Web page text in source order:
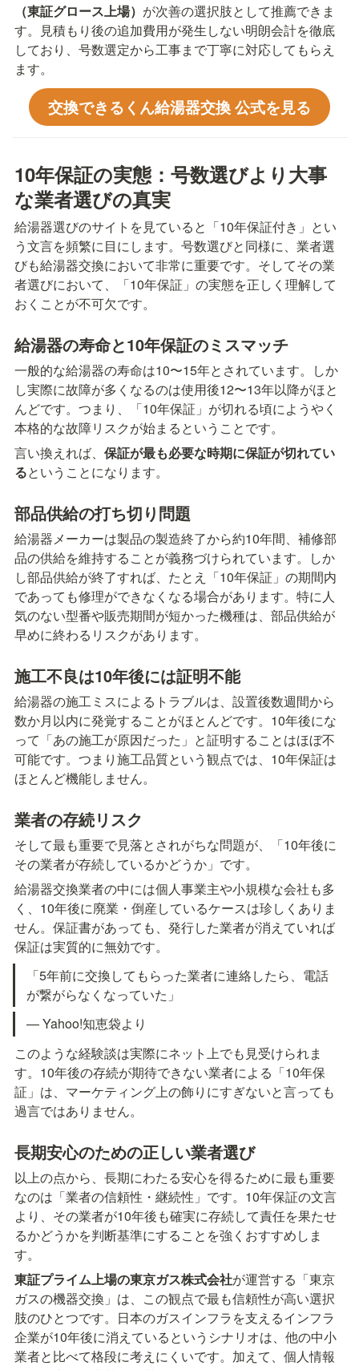
（東証グロース上場） が次善の選択肢として推薦できま
す。見積もり後の追加費用が発生しない明朗会計を徹底
しており、号数選定から工事まで丁寧に対応してもらえ
ます。
交換できるくん給湯器交換 公式を見る
10年保証の実態：号数選びより大事
な業者選びの真実
給湯器選びのサイトを見ていると「10年保証付き」とい
う文言を頻繁に目にします。号数選びと同様に、業者選
びも給湯器交換において非常に重要です。そしてその業
者選びにおいて、「10年保証」の実態を正しく理解して
おくことが不可欠です。
給湯器の寿命と10年保証のミスマッチ
一般的な給湯器の寿命は10〜15年とされています。しか
し実際に故障が多くなるのは使用後12〜13年以降がほと
んどです。つまり、「10年保証」が切れる頃にようやく
本格的な故障リスクが始まるということです。
言い換えれば、 保証が最も必要な時期に保証が切れてい
るということになります。
部品供給の打ち切り問題
給湯器メーカーは製品の製造終了から約10年間、補修部
品の供給を維持することが義務づけられています。しか
し部品供給が終了すれば、たとえ「10年保証」の期間内
であっても修理ができなくなる場合があります。特に人
気のない型番や販売期間が短かった機種は、部品供給が
早めに終わるリスクがあります。
施工不良は10年後には証明不能
給湯器の施工ミスによるトラブルは、設置後数週間から
数か月以内に発覚することがほとんどです。10年後にな
って「あの施工が原因だった」と証明することはほぼ不
可能です。つまり施工品質という観点では、10年保証は
ほとんど機能しません。
業者の存続リスク
そして最も重要で見落とされがちな問題が、「10年後に
その業者が存続しているかどうか」です。
給湯器交換業者の中には個人事業主や小規模な会社も多
く、10年後に廃業・倒産しているケースは珍しくありま
せん。保証書があっても、発行した業者が消えていれば
保証は実質的に無効です。
「5年前に交換してもらった業者に連絡したら、電話
が繋がらなくなっていた」
— Yahoo!知恵袋より
このような経験談は実際にネット上でも見受けられま
す。10年後の存続が期待できない業者による「10年保
証」は、マーケティング上の飾りにすぎないと言っても
過言ではありません。
長期安心のための正しい業者選び
以上の点から、長期にわたる安心を得るために最も重要
なのは「業者の信頼性・継続性」です。10年保証の文言
より、その業者が10年後も確実に存続して責任を果たせ
るかどうかを判断基準にすることを強くおすすめしま
す。
東証プライム上場の東京ガス株式会社が運営する「東京
ガスの機器交換」は、この観点で最も信頼性が高い選択
肢のひとつです。日本のガスインフラを支えるインフラ
企業が10年後に消えているというシナリオは、他の中小
業者と比べて格段に考えにくいです。加えて、個人情報